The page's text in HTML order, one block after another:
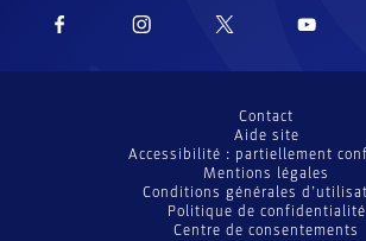
Contact
Aide site
Accessibilité : partiellement
Mentions légales
Conditions générales
Politique de confidentialité
Centre de consentements